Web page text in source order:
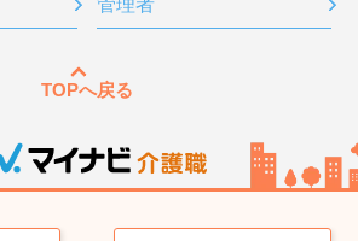
管理者
TOPへ戻る